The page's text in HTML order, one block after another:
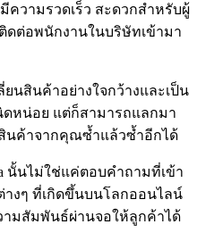
มีความรวดเร็ว สะดวกสำหรับผู้
ต่อพนักงานในบริษัทเข้ามา
นสินค้าอย่างใจกว้างและเป็น
ดหน่อย แต่ก็สามารถแลกมา
นค้าจากคุณซ้ำแล้วซ้ำอีกได้
นั้นไม่ใช่แค่ตอบคำถามที่เข้า
างๆ ที่เกิดขึ้นบนโลกออนไลน์
มสัมพันธ์ผ่านจอให้ลูกค้าได้